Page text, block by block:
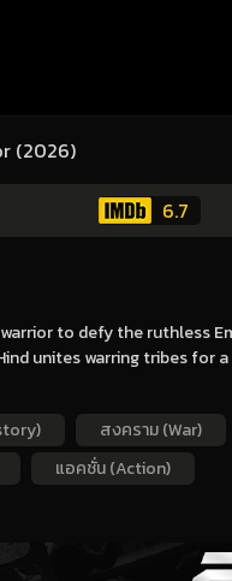
(2026)
6.7
to defy the ruthless
unites warring tribes
สงคราม (War)
แอคชั่น (Action)